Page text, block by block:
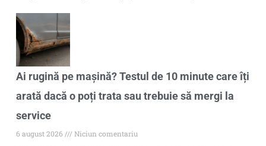
Ai rugină pe mașină? Testul de 10 minute care îți
arată dacă o poți trata sau trebuie să mergi la
service
6 august 2026
Niciun comentariu